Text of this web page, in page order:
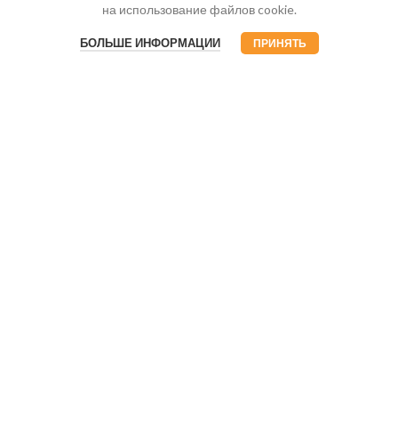
Условия для покупателей
Условия для авторов
на использование файлов cookie.
БОЛЬШЕ ИНФОРМАЦИИ ПРИНЯТЬ